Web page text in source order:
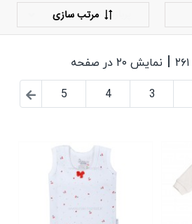
مرتب سازی
| نمایش ۲۰ در صفحه
3
4
5